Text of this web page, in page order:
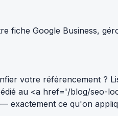
fiche Google Business,
votre référencement
au <a href='/blog/seo-
exactement ce qu'on